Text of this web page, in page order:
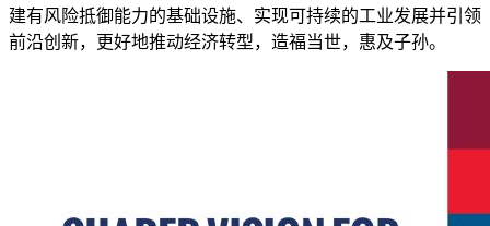
建有风险抵御能力的基础设施、实现可持续的工业发展并引领
前沿创新，更好地推动经济转型，造福当世，惠及子孙。